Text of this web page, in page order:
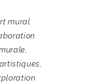
mural
,
,